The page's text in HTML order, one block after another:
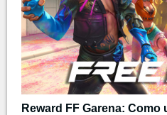
Reward FF Garena: